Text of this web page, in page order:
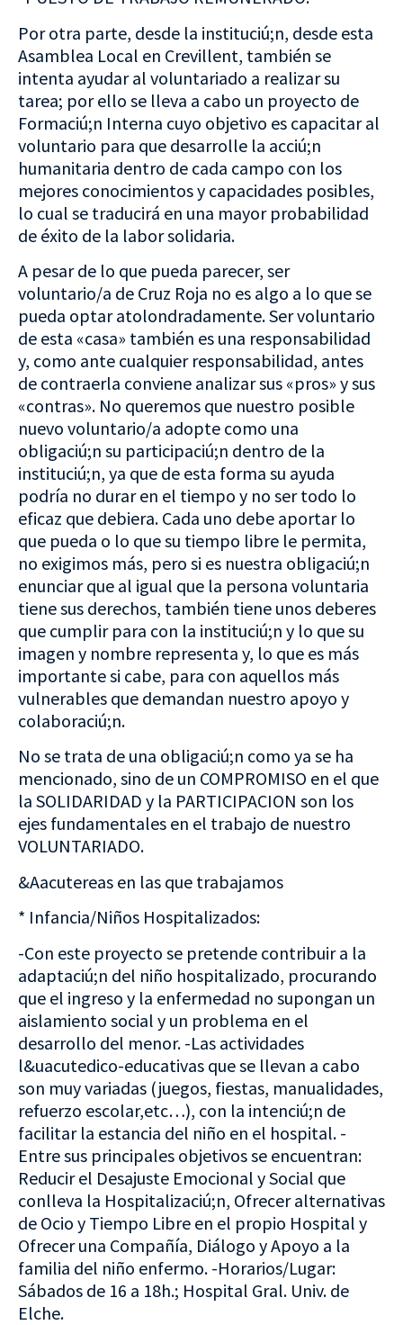
Por otra parte, desde la instituciú;n, desde esta
Asamblea Local en Crevillent, también se
intenta ayudar al voluntariado a realizar su
tarea; por ello se lleva a cabo un proyecto de
Formaciú;n Interna cuyo objetivo es capacitar al
voluntario para que desarrolle la acciú;n
humanitaria dentro de cada campo con los
mejores conocimientos y capacidades posibles,
lo cual se traducirá en una mayor probabilidad
de éxito de la labor solidaria.
A pesar de lo que pueda parecer, ser
voluntario/a de Cruz Roja no es algo a lo que se
pueda optar atolondradamente. Ser voluntario
de esta «casa» también es una responsabilidad
y, como ante cualquier responsabilidad, antes
de contraerla conviene analizar sus «pros» y sus
«contras». No queremos que nuestro posible
nuevo voluntario/a adopte como una
obligaciú;n su participaciú;n dentro de la
instituciú;n, ya que de esta forma su ayuda
podría no durar en el tiempo y no ser todo lo
eficaz que debiera. Cada uno debe aportar lo
que pueda o lo que su tiempo libre le permita,
no exigimos más, pero si es nuestra obligaciú;n
enunciar que al igual que la persona voluntaria
tiene sus derechos, también tiene unos deberes
que cumplir para con la instituciú;n y lo que su
imagen y nombre representa y, lo que es más
importante si cabe, para con aquellos más
vulnerables que demandan nuestro apoyo y
colaboraciú;n.
No se trata de una obligaciú;n como ya se ha
mencionado, sino de un COMPROMISO en el que
la SOLIDARIDAD y la PARTICIPACION son los
ejes fundamentales en el trabajo de nuestro
VOLUNTARIADO.
&Aacutereas en las que trabajamos
* Infancia/Niños Hospitalizados:
-Con este proyecto se pretende contribuir a la
adaptaciú;n del niño hospitalizado, procurando
que el ingreso y la enfermedad no supongan un
aislamiento social y un problema en el
desarrollo del menor. -Las actividades
l&uacutedico-educativas que se llevan a cabo
son muy variadas (juegos, fiestas, manualidades,
refuerzo escolar,etc…), con la intenciú;n de
facilitar la estancia del niño en el hospital. -
Entre sus principales objetivos se encuentran:
Reducir el Desajuste Emocional y Social que
conlleva la Hospitalizaciú;n, Ofrecer alternativas
de Ocio y Tiempo Libre en el propio Hospital y
Ofrecer una Compañía, Diálogo y Apoyo a la
familia del niño enfermo. -Horarios/Lugar:
Sábados de 16 a 18h.; Hospital Gral. Univ. de
Elche.